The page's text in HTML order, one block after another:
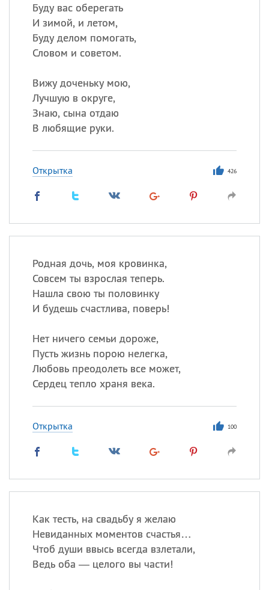
Буду вас оберегать
И зимой, и летом,
Буду делом помогать,
Словом и советом.
Вижу доченьку мою,
Лучшую в округе,
Знаю, сына отдаю
В любящие руки.
Открытка 426
Родная дочь, моя кровинка,
Совсем ты взрослая теперь.
Нашла свою ты половинку
И будешь счастлива, поверь!
Нет ничего семьи дороже,
Пусть жизнь порою нелегка,
Любовь преодолеть все может,
Сердец тепло храня века.
Открытка 100
Как тесть, на свадьбу я желаю
Невиданных моментов счастья…
Чтоб души ввысь всегда взлетали,
Ведь оба — целого вы части!